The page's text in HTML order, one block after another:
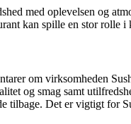
med oplevelsen og
kan spille en stor rolle
om virksomheden
og smag samt
tilbage. Det er vigtigt for